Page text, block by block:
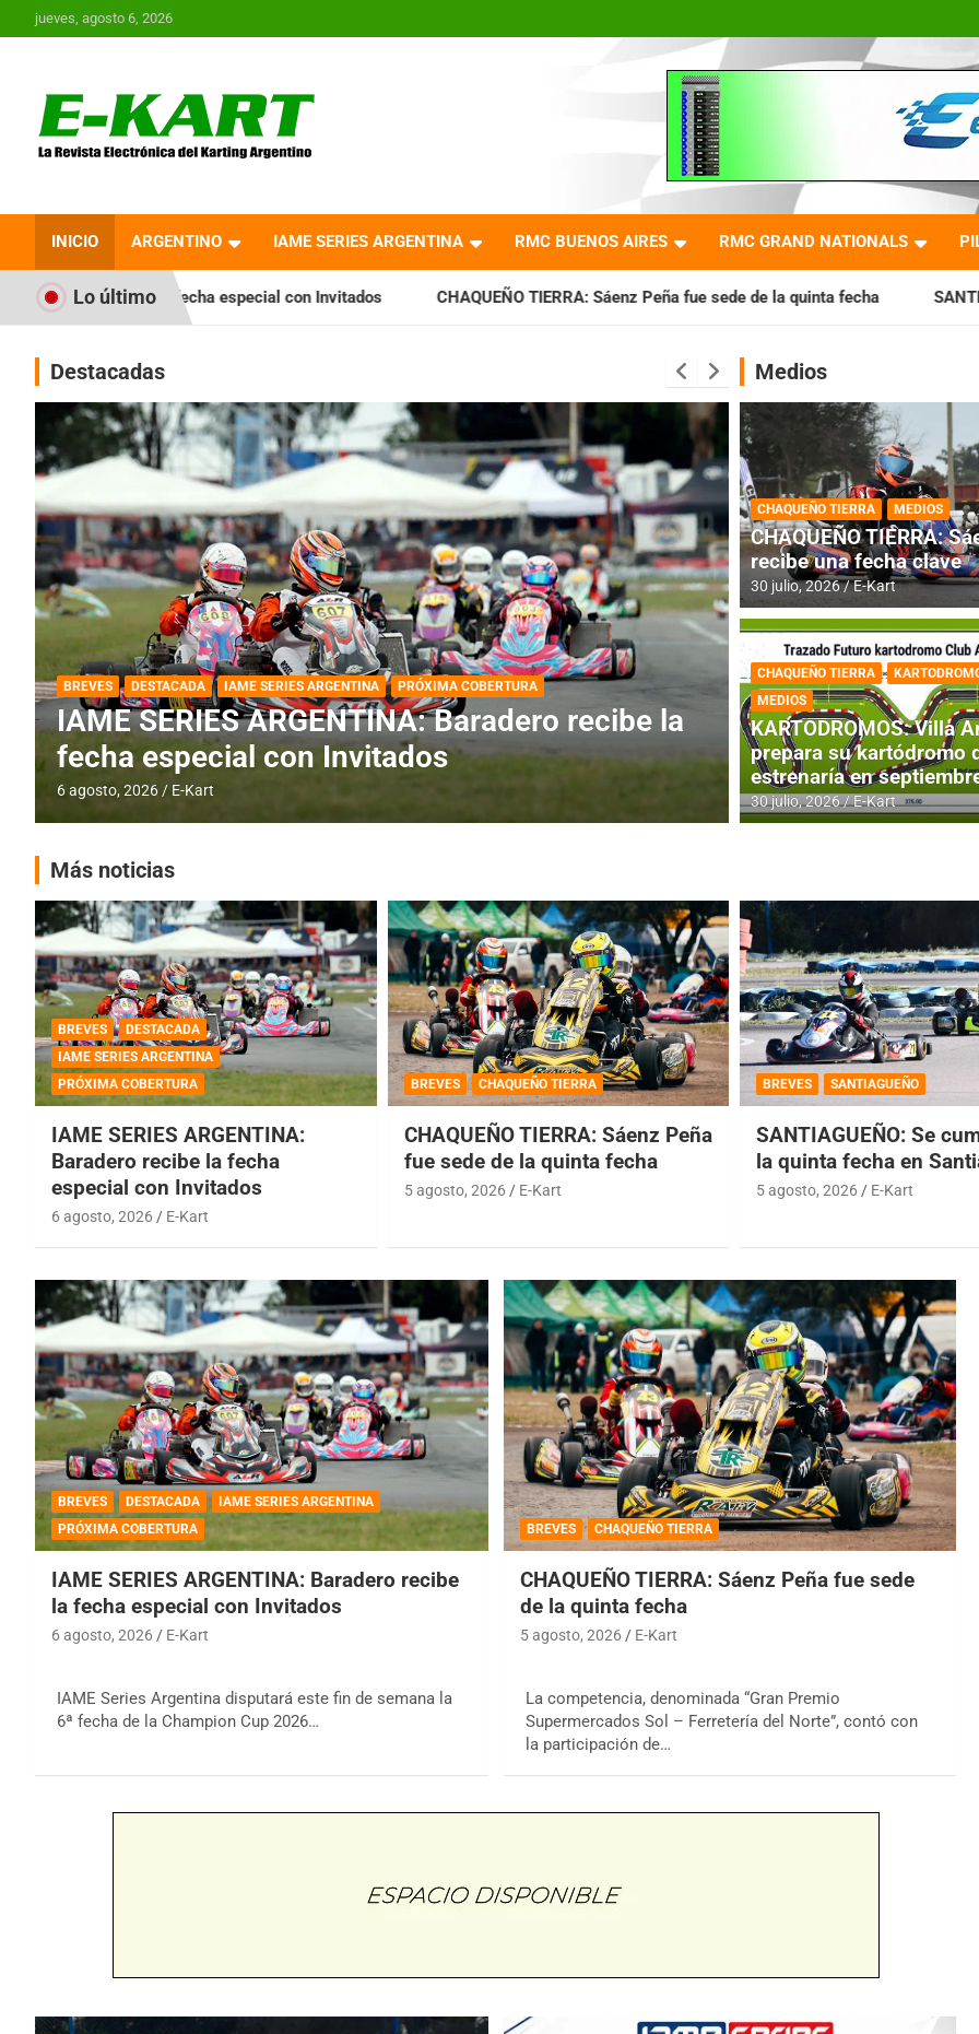
Saltar
al
jueves, agosto 6, 2026
Revista Electrónica del
Karting en Argentina
INICIO ARGENTINO IAME SERIES ARGENTINA RMC BUENOS AIRES RMC GRAND NATIONALS
Lo último
especial con Invitados CHAQUEÑO TIERRA: Sáenz Peña fue sede de la quinta fecha SANTIAGUEÑO: Se cumplió
Destacadas
DESTACADA IAME SERIES ARGENTINA
IAME SERIES ARGENTINA: Horarios para la
fecha con Invitados
4 agosto, 2026 E-Kart
DESTACADA INFORME CENTRAL
RMC BUENOS
histórica en
4 agosto, 2026 E-Kart
Medios
CHAQUEÑO TIERRA MEDIOS
CHAQUEÑO TIERRA:
recibe una fecha clave
30 julio, 2026 E-Kart
CHAQUEÑO TIERRA
MEDIOS
KARTODROMOS: Villa
prepara su kartódromo
estrenaría en
30 julio, 2026 E-Kart
Más noticias
BREVES
DESTACADA
IAME SERIES ARGENTINA
PRÓXIMA COBERTURA
IAME SERIES ARGENTINA:
Baradero recibe la fecha
especial con Invitados
6 agosto, 2026 E-Kart
BREVES CHAQUEÑO TIERRA
CHAQUEÑO TIERRA: Sáenz Peña
fue sede de la quinta fecha
5 agosto, 2026 E-Kart
BREVES SANTIAGUEÑO
SANTIAGUEÑO: Se
la quinta fecha en
5 agosto, 2026 E-Kart
BREVES DESTACADA
IAME SERIES ARGENTINA
PRÓXIMA COBERTURA
IAME SERIES ARGENTINA: Baradero recibe
la fecha especial con Invitados
6 agosto, 2026 E-Kart
IAME Series Argentina disputará este fin de semana la
6ª fecha de la Champion Cup 2026…
BREVES CHAQUEÑO TIERRA
CHAQUEÑO TIERRA: Sáenz Peña fue sede
de la quinta fecha
5 agosto, 2026 E-Kart
La competencia, denominada “Gran Premio
Supermercados Sol – Ferretería del Norte”, contó con
la participación de…